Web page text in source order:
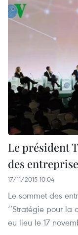
Le président
des
17/11/2015 10:04
Le sommet des
‘’Stratégie pour la
eu lieu le 17